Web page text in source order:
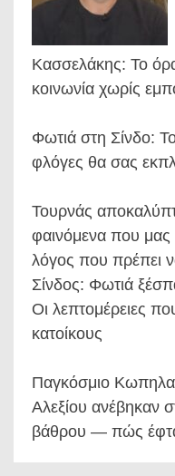
Κασσελάκης: Το
κοινωνία χωρίς
Φωτιά στη Σίνδο:
φλόγες θα σας
Τουρνάς
φαινόμενα που
λόγος που πρέπει
Σίνδος: Φωτιά
Οι λεπτομέρειες
κατοίκους
Παγκόσμιο
Αλεξίου ανέβηκαν
βάθρου — πώς